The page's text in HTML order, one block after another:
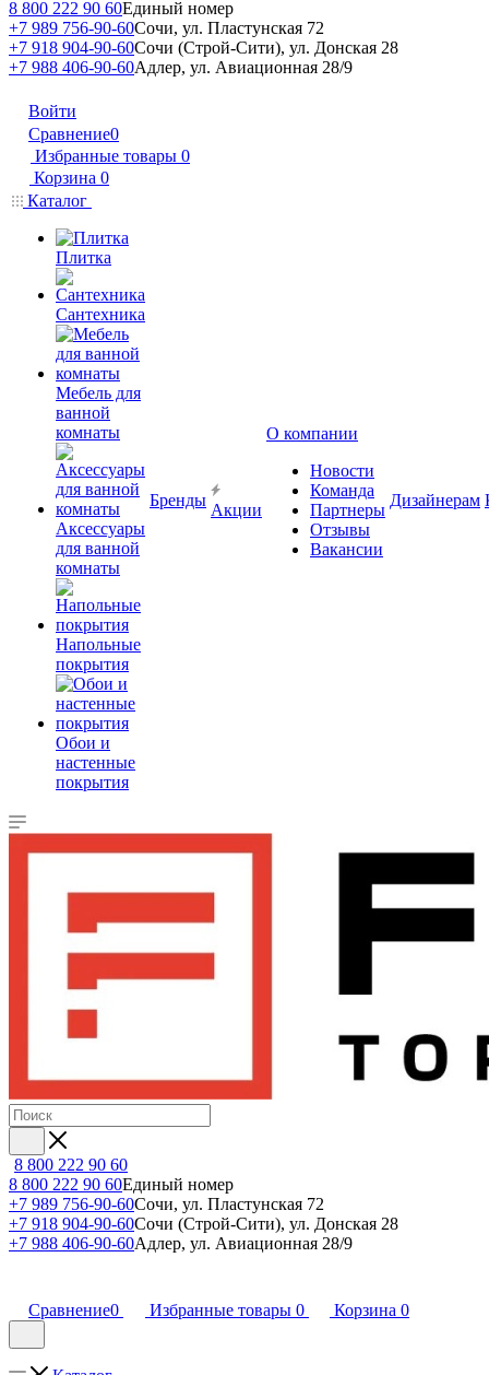
8 800 222 90 60Единый номер
+7 989 756-90-60Сочи, ул. Пластунская 72
+7 918 904-90-60Сочи (Строй-Сити), ул. Донская 28
+7 988 406-90-60Адлер, ул. Авиационная 28/9
Войти
Сравнение0
Избранные товары 0
Корзина 0
Каталог
Плитка
Сантехника
Мебель для
ванной
комнаты
Аксессуары
для ванной
комнаты
Напольные
покрытия
Обои и
настенные
покрытия
Бренды
Акции
О компании
Новости
Команда
Партнеры
Отзывы
Вакансии
Дизайнерам
8 800 222 90 60
8 800 222 90 60Единый номер
+7 989 756-90-60Сочи, ул. Пластунская 72
+7 918 904-90-60Сочи (Строй-Сити), ул. Донская 28
+7 988 406-90-60Адлер, ул. Авиационная 28/9
Сравнение0 Избранные товары 0 Корзина 0